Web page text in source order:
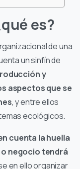
es?
de una
un sinfín de
y
aspectos que se
, y entre ellos
ecológicos.
cuenta la huella
negocio tendrá
en ello organizar